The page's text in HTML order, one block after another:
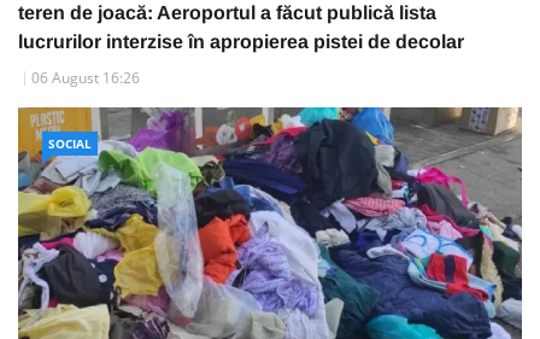
teren de joacă: Aeroportul a făcut publică lista
lucrurilor interzise în apropierea pistei de decolar
06 August 16:26
SOCIAL